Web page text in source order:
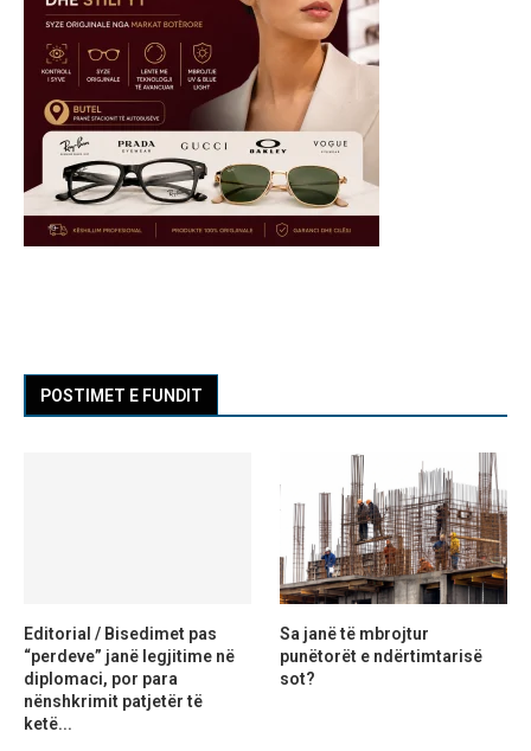
POSTIMET E FUNDIT
Editorial / Bisedimet pas
“perdeve” janë legjitime në
diplomaci, por para
nënshkrimit patjetër të
ketë...
Sa janë të mbrojtur
punëtorët e ndërtimtarisë
sot?